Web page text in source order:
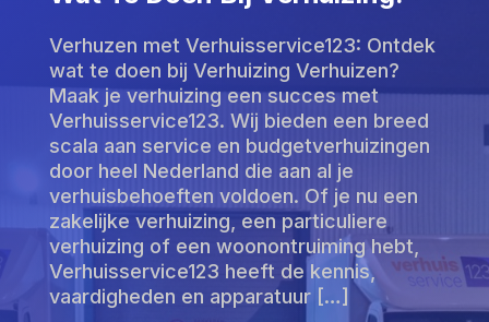
Verhuzen met Verhuisservice123: Ontdek
wat te doen bij Verhuizing Verhuizen?
Maak je verhuizing een succes met
Verhuisservice123. Wij bieden een breed
scala aan service en budgetverhuizingen
door heel Nederland die aan al je
verhuisbehoeften voldoen. Of je nu een
zakelijke verhuizing, een particuliere
verhuizing of een woonontruiming hebt,
Verhuisservice123 heeft de kennis,
vaardigheden en apparatuur […]